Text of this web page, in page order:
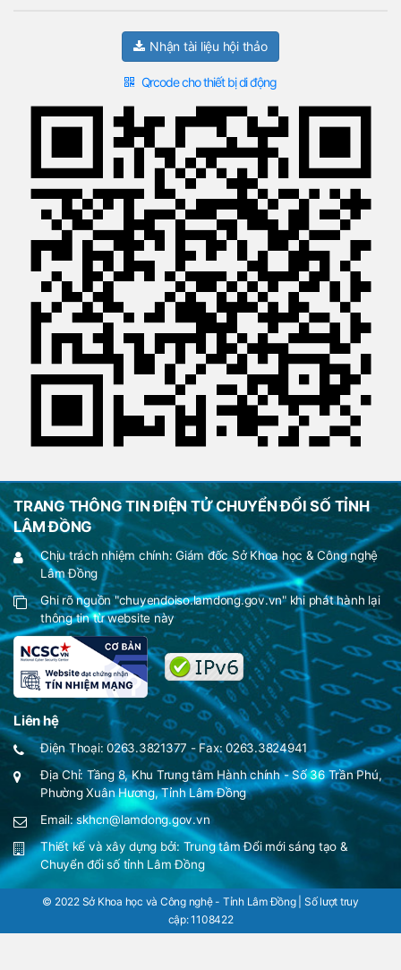
Nhận tài liệu hội thảo
Qrcode cho thiết bị di động
TRANG THÔNG TIN ĐIỆN TỬ CHUYỂN ĐỔI SỐ TỈNH
LÂM ĐỒNG
Chịu trách nhiệm chính: Giám đốc Sở Khoa học & Công nghệ
Lâm Đồng
Ghi rõ nguồn "chuyendoiso.lamdong.gov.vn" khi phát hành lại
thông tin từ website này
Liên hệ
Điện Thoại: 0263.3821377 - Fax: 0263.3824941
Địa Chỉ: Tầng 8, Khu Trung tâm Hành chính - Số 36 Trần Phú,
Phường Xuân Hương, Tỉnh Lâm Đồng
Email: skhcn@lamdong.gov.vn
Thiết kế và xây dựng bởi: Trung tâm Đổi mới sáng tạo &
Chuyển đổi số tỉnh Lâm Đồng
© 2022 Sở Khoa học và Công nghệ - Tỉnh Lâm Đồng | Số lượt truy
cập:1108422